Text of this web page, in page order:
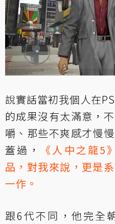
說實話當初我個人在
的成果沒有太滿意，
嚼、那些不爽感才慢
蓋過，
《人中之龍5
品，對我來說，更是
一作。
跟6代不同，他完全